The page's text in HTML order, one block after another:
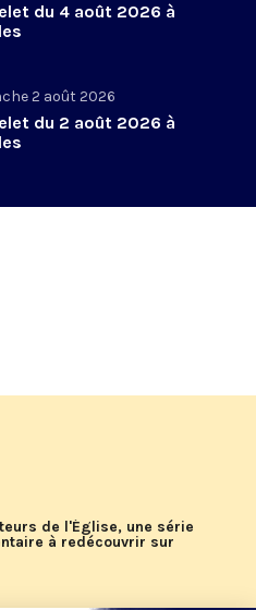
du 4 août 2026 à
2 août 2026
du 2 août 2026 à
de l'Église, une série
à redécouvrir sur